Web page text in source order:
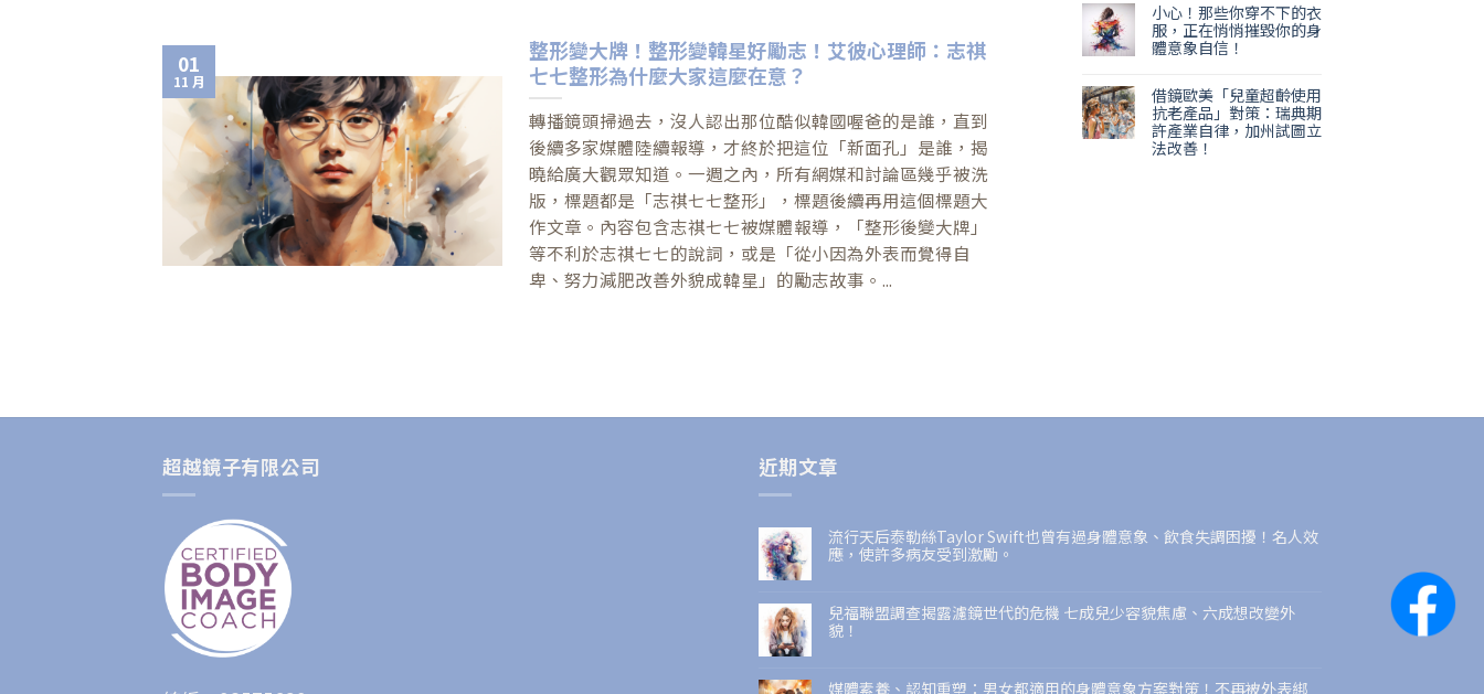
整形變大牌！整形變韓星好勵志！艾彼心理師：志祺
七七整形為什麼大家這麼在意？
轉播鏡頭掃過去，沒人認出那位酷似韓國喔爸的是誰，直到
後續多家媒體陸續報導，才終於把這位「新面孔」是誰，揭
曉給廣大觀眾知道。一週之內，所有網媒和討論區幾乎被洗
版，標題都是「志祺七七整形」，標題後續再用這個標題大
作文章。內容包含志祺七七被媒體報導，「整形後變大牌」
等不利於志祺七七的說詞，或是「從小因為外表而覺得自
卑、努力減肥改善外貌成韓星」的勵志故事。...
01
11 月
小心！那些你穿不下的衣
服，正在悄悄摧毀你的身
體意象自信！
借鏡歐美「兒童超齡使用
抗老產品」對策：瑞典期
許產業自律，加州試圖立
法改善！
超越鏡子有限公司 近期文章
流行天后泰勒絲Taylor Swift也曾有過身體意象、飲食失調困擾！名人效
應，使許多病友受到激勵。
兒福聯盟調查揭露濾鏡世代的危機 七成兒少容貌焦慮、六成想改變外
貌！
媒體素養、認知重塑：男女都適用的身體意象方案對策！不再被外表綁